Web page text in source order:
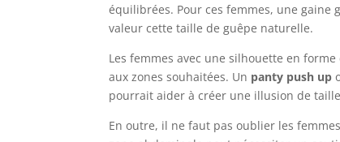
équilibrées. Pour ces femmes, une gaine
valeur cette taille de guêpe naturelle.
Les femmes avec une silhouette en
aux zones souhaitées. Un panty push up
pourrait aider à créer une illusion de
En outre, il ne faut pas oublier les